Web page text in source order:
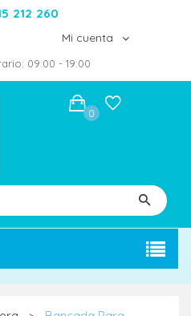
212 260
Mi cuenta
09:00 - 19:00
0